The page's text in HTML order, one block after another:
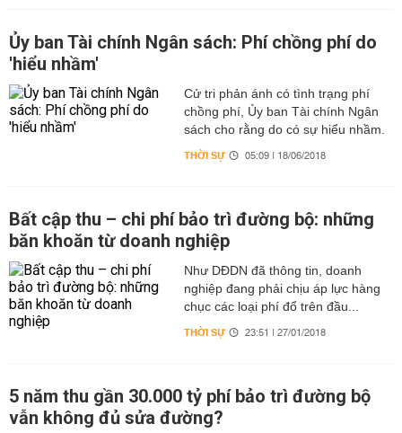
Ủy ban Tài chính Ngân sách: Phí chồng phí do
'hiểu nhầm'
Cử tri phản ánh có tình trạng phí
chồng phí, Ủy ban Tài chính Ngân
sách cho rằng do có sự hiểu nhầm.
THỜI SỰ 05:09 | 18/06/2018
Bất cập thu – chi phí bảo trì đường bộ: những
băn khoăn từ doanh nghiệp
Như DĐDN đã thông tin, doanh
nghiệp đang phải chịu áp lực hàng
chục các loại phí đổ trên đầu...
THỜI SỰ 23:51 | 27/01/2018
5 năm thu gần 30.000 tỷ phí bảo trì đường bộ
vẫn không đủ sửa đường?